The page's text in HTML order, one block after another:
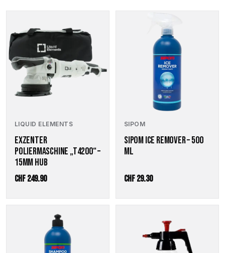
LIQUID ELEMENTS
EXZENTER
POLIERMASCHINE „T4200“ –
15MM HUB
CHF249.90
SIPOM
SIPOM ICE REMOVER – 500
ML
CHF29.30